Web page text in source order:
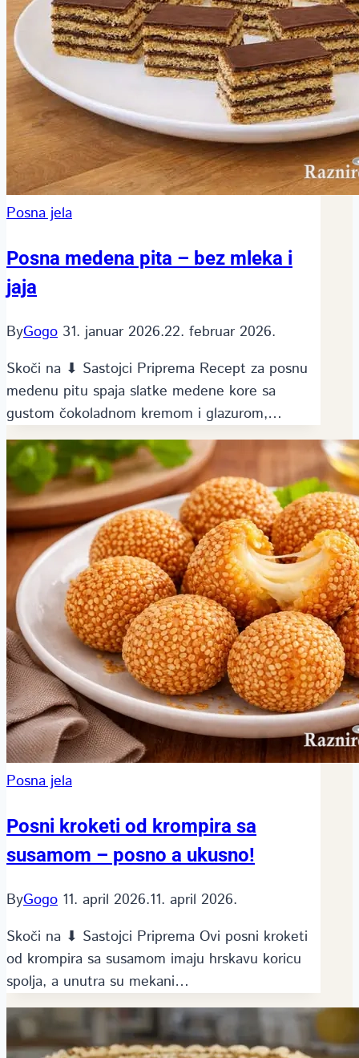
Posna jela
Posna medena pita – bez mleka i
jaja
ByGogo 31. januar 2026.22. februar 2026.
Skoči na ⬇ Sastojci Priprema Recept za posnu
medenu pitu spaja slatke medene kore sa
gustom čokoladnom kremom i glazurom,…
Posna jela
Posni kroketi od krompira sa
susamom – posno a ukusno!
ByGogo 11. april 2026.11. april 2026.
Skoči na ⬇ Sastojci Priprema Ovi posni kroketi
od krompira sa susamom imaju hrskavu koricu
spolja, a unutra su mekani…